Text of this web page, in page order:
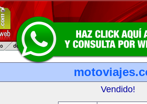
Vendido!